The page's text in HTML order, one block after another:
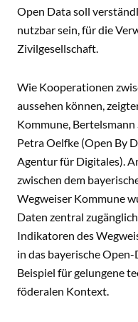
Open Data soll
nutzbar sein, für die
Zivilgesellschaft.
Wie Kooperationen
aussehen können,
Kommune,
Petra Oelfke (Open By
Agentur für Digitales).
zwischen dem
Wegweiser Kommune
Daten zentral
Indikatoren des
in das bayerische
Beispiel für gelungene
föderalen Kontext.